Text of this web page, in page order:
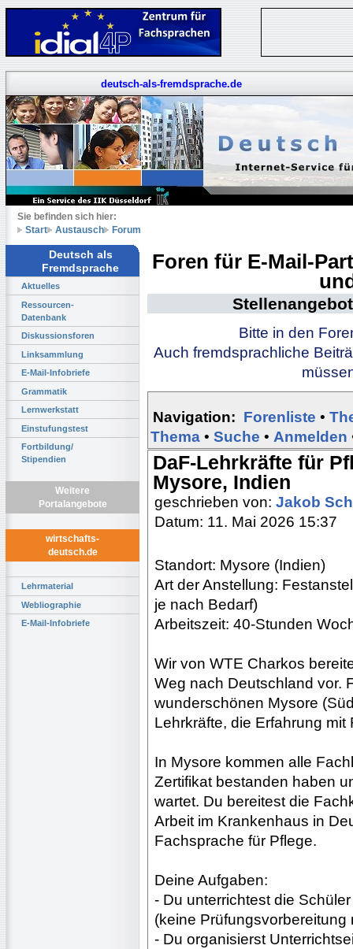
deutsch-als-fremdsprache.de
Sie befinden sich hier:
Start
Austausch Forum
Deutsch als
Fremdsprache
Aktuelles
Ressourcen-
Datenbank
Diskussionsforen
Linksammlung
E-Mail-Infobriefe
Grammatik
Lernwerkstatt
Einstufungstest
Fortbildung/
Stipendien
Weitere
Portalangebote
wirtschafts-
deutsch.de
Lehrmaterial
Webliographie
E-Mail-Infobriefe
Foren für E-Mail-
Bitte in den
Auch fremdsprachliche
Navigation: Forenliste •
Thema • Suche • Anmelden
DaF-Lehrkräfte für
Mysore, Indien
geschrieben von: Jakob
Datum: 11. Mai 2026 15:37
Standort: Mysore (Indien)
Art der Anstellung:
je nach Bedarf)
Arbeitszeit: 40-Stunden
Wir von WTE Charkos
Weg nach Deutschland vor.
wunderschönen Mysore
Lehrkräfte, die Erfahrung
In Mysore kommen alle
Zertifikat bestanden haben
wartet. Du bereitest die
Arbeit im Krankenhaus in
Fachsprache für Pflege.
Deine Aufgaben:
- Du unterrichtest die
(keine Prüfungsvorbereitung
- Du organisierst